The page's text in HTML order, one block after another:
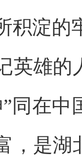
积淀的
英雄
同在
，是